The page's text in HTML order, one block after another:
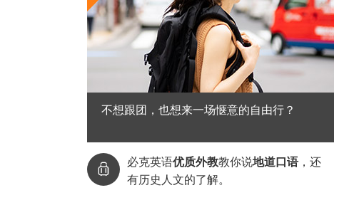
不想跟团，也想来一场惬意的自由行？
 必克英语优质外教教你说地道口语，还
有历史人文的了解。